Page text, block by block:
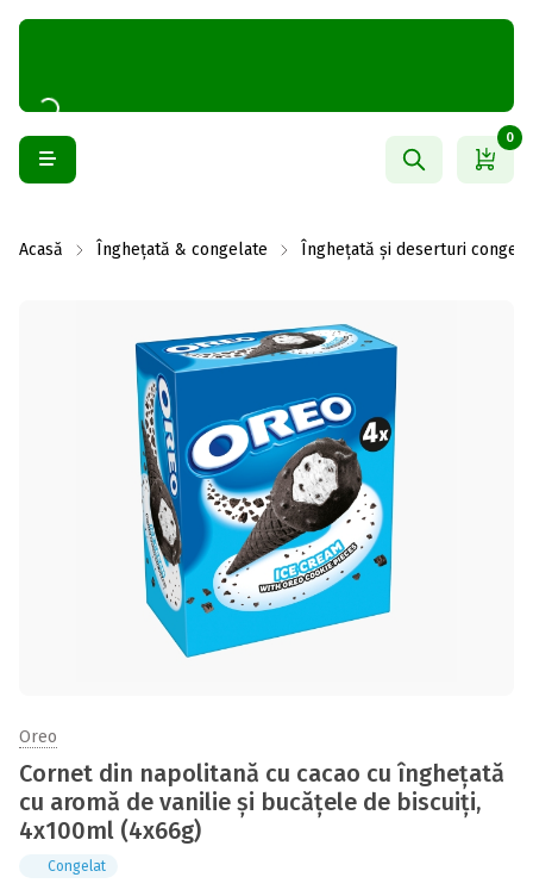
0
Acasă Înghețată & congelate Înghețată și deserturi
Oreo
Cornet din napolitană cu cacao cu îngheţată
cu aromă de vanilie și bucățele de biscuiți,
4x100ml (4x66g)
Congelat